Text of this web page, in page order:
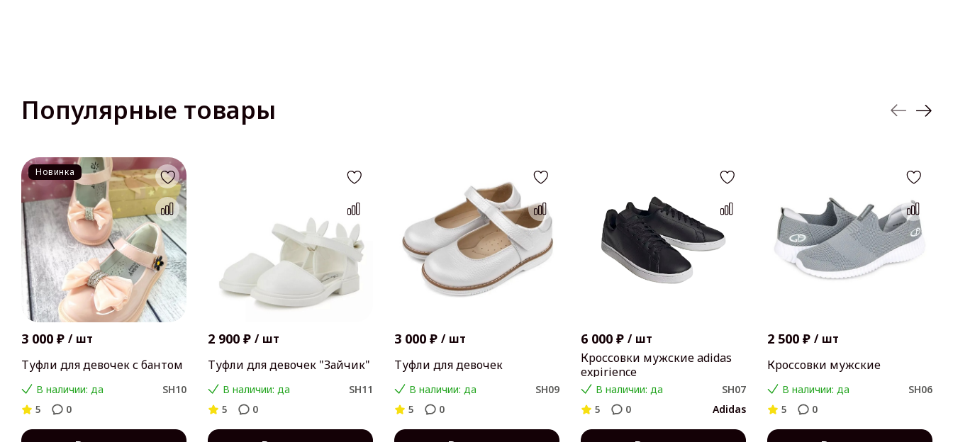
Популярные товары
Новинка
3 000 ₽ / шт
Туфли для девочек с бантом
В наличии: да
SH10
5
0
2 900 ₽ / шт
Туфли для девочек "Зайчик"
В наличии: да
SH11
5
0
3 000 ₽ / шт
Туфли для девочек
В наличии: да
SH09
5
0
6 000 ₽ / шт
Кроссовки мужские adidas
expirience
В наличии: да
SH07
5
0 Adidas
2 500 ₽ / шт
Кроссовки мужские
В наличии: да
SH06
5
0